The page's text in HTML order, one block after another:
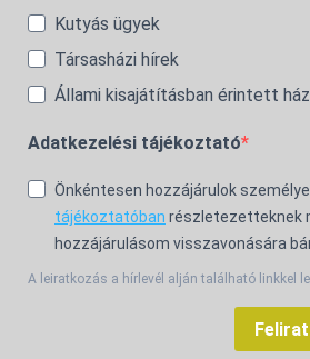
Kutyás ügyek
Társasházi hírek
Állami kisajátításban érintett
Adatkezelési tájékoztató
Önkéntesen hozzájárulok
tájékoztatóban részletezetteknek
hozzájárulásom visszavonására
A leiratkozás a hírlevél alján található linkkel